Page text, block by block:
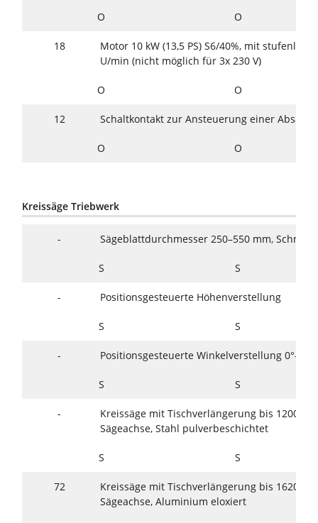
O O
18
Motor 10 kW (13,5 PS) S6/40%, mit
U/min (nicht möglich für 3x 230 V)
O O
12 Schaltkontakt zur Ansteuerung einer
O O
Kreissäge Triebwerk
- Sägeblattdurchmesser 250–550 mm,
S S
- Positionsgesteuerte Höhenverstellung
S S
- Positionsgesteuerte Winkelverstellung 0°–46°
S S
-
Kreissäge mit Tischverlängerung bis 1200
Sägeachse, Stahl pulverbeschichtet
S S
72
Kreissäge mit Tischverlängerung bis 1620
Sägeachse, Aluminium eloxiert